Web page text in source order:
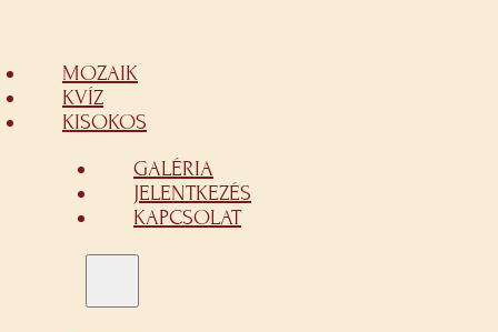
MOZAIK
KVÍZ
KISOKOS
GALÉRIA
JELENTKEZÉS
KAPCSOLAT